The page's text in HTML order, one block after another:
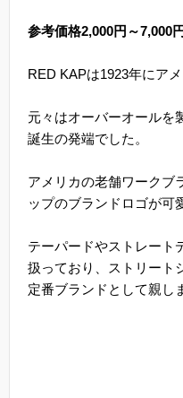
参考価格2,000円～7,000円
RED KAPは1923年にア
元々はオーバーオールを
誕生の発端でした。
アメリカの老舗ワークブ
ップのブランドロゴが可
テーパードやストレート
扱っており、ストリート
定番ブランドとして親し